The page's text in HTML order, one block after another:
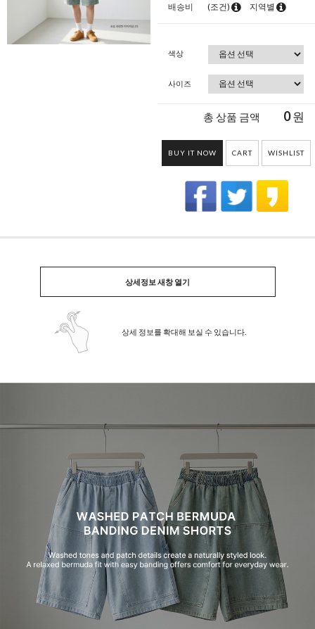
배송비 (조건) 지역별
색상
사이즈
총 상품 금액 0원
BUY IT NOW CART WISHLIST
상세정보 새창 열기
상세 정보를 확대해 보실 수 있습니다.